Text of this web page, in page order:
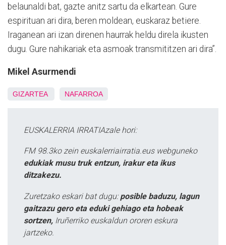
belaunaldi bat, gazte anitz sartu da elkartean. Gure
espirituan ari dira, beren moldean, euskaraz betiere.
Iraganean ari izan direnen haurrak heldu direla ikusten
dugu. Gure nahikariak eta asmoak transmititzen ari dira”.
Mikel Asurmendi
GIZARTEA NAFARROA
EUSKALERRIA IRRATIAzale hori:
FM 98.3ko zein euskalerriairratia.eus webguneko
edukiak musu truk entzun, irakur eta ikus
ditzakezu.
Zuretzako eskari bat dugu: posible baduzu, lagun
gaitzazu gero eta eduki gehiago eta hobeak
sortzen, Iruñerriko euskaldun ororen eskura
jartzeko.